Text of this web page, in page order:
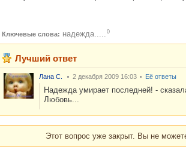
Ключевые слова: надежда..... 0
Лучший ответ
Лана С. 2 декабря 2009 16:03 Её ответы
Надежда умирает последней! -
Любовь...
Этот вопрос уже закрыт. Вы не